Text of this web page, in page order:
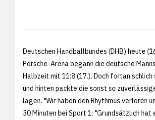
Deutschen Handballbundes (DHB) heute
Porsche-Arena begann die deutsche
Halbzeit mit 11:8 (17.). Doch fortan
und hinten packte die sonst so
lagen. "Wir haben den Rhythmus verloren
30 Minuten bei Sport 1: "Grundsätzlich